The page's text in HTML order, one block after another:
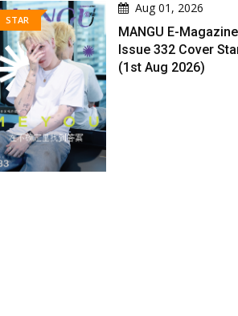
STAR
Aug 01, 2026
MANGU E-Magazine
Issue 332 Cover
(1st Aug 2026)